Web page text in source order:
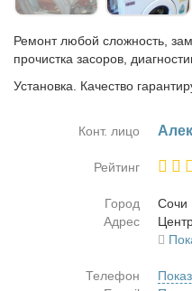
Ремонт любой сложность,
прочистка засоров,
Установка. Качество
Конт. лицо
Рейтинг
Город
Со­чи
Адрес
Телефон